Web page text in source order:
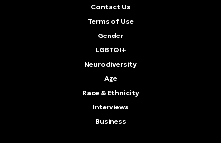
Contact Us
Terms of Use
Gender
LGBTQI+
Neurodiversity
Age
Race & Ethnicity
Interviews
Business